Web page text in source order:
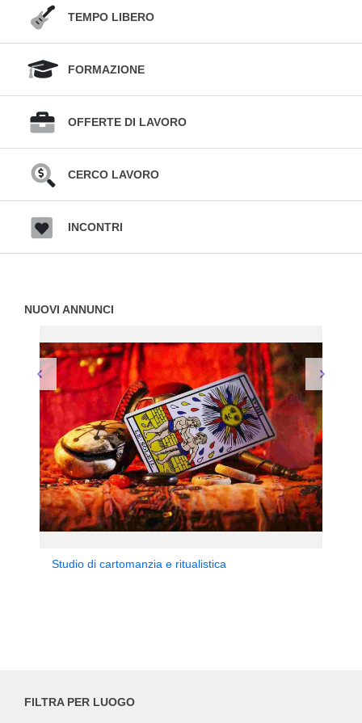
TEMPO LIBERO
FORMAZIONE
OFFERTE DI LAVORO
CERCO LAVORO
INCONTRI
NUOVI ANNUNCI
Studio di cartomanzia e ritualistica
FILTRA PER LUOGO